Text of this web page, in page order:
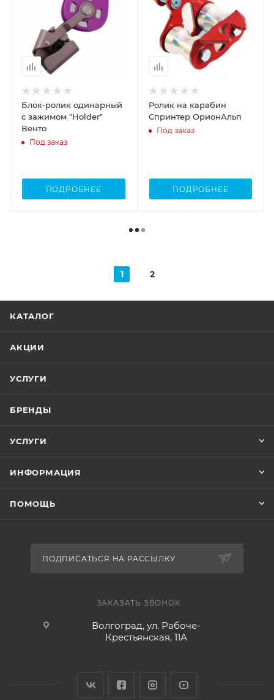
Блок-ролик одинарный
с зажимом "Holder"
Венто
Под заказ
ПОДРОБНЕЕ
Ролик на карабин
Спринтер ОрионАльп
Под заказ
ПОДРОБНЕЕ
1 2
КАТАЛОГ
АКЦИИ
УСЛУГИ
БРЕНДЫ
УСЛУГИ
ИНФОРМАЦИЯ
ПОМОЩЬ
ПОДПИСАТЬСЯ НА РАССЫЛКУ
ЗАКАЗАТЬ ЗВОНОК
Волгоград, ул. Рабоче-
Крестьянская, 11А